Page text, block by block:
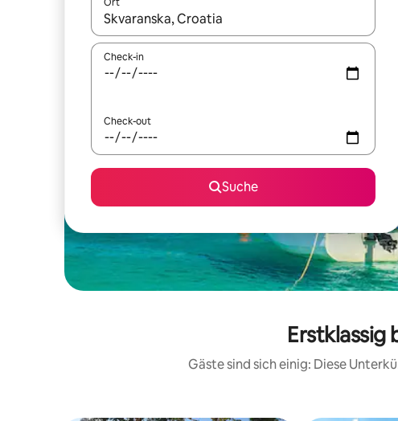
Wenn Ergebnisse verfügbar sind, navigiere mit den
Check-in
Check-out
Suche
Erstklassig
Gäste sind sich einig: Diese